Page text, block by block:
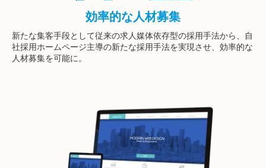
効率的な人材募集
新たな集客手段として従来の求人媒体依存型の採用手法から、自
社採用ホームページ主導の新たな採用手法を実現させ、効率的な
人材募集を可能に。